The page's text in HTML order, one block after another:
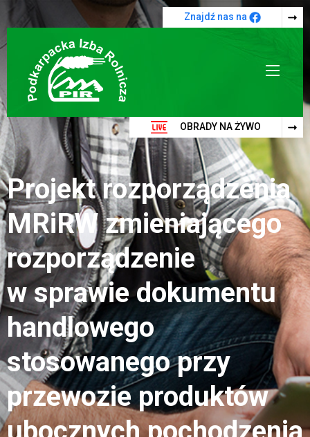
Przejdź do treści
Znajdź nas na
OBRADY NA ŻYWO
Projekt rozporządzenia
MRiRW zmieniającego
rozporządzenie
w sprawie dokumentu
handlowego
stosowanego przy
przewozie produktów